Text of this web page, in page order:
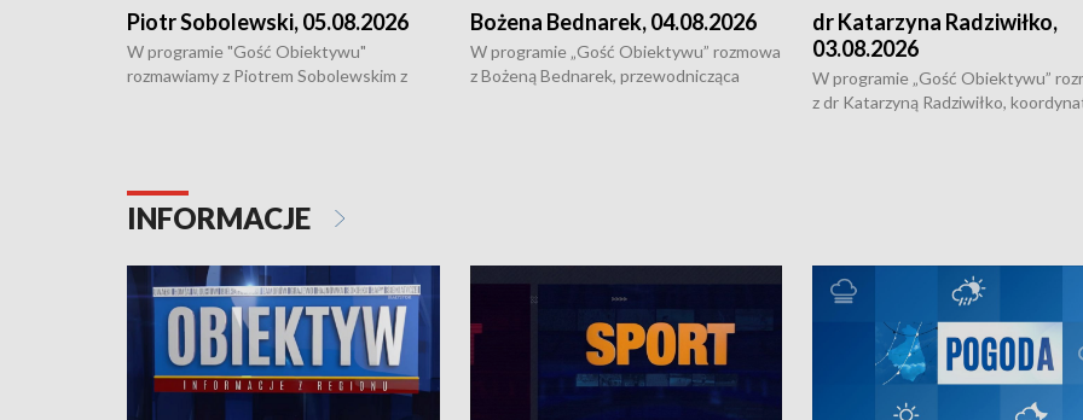
Piotr Sobolewski, 05.08.2026
W programie "Gość Obiektywu"
rozmawiamy z Piotrem Sobolewskim z
Bożena Bednarek, 04.08.2026
W programie „Gość Obiektywu” rozmowa
z Bożeną Bednarek, przewodnicząca
dr Katarzyna Radziwiłko,
03.08.2026
W programie „Gość Obiektywu”
z dr Katarzyną Radziwiłko,
INFORMACJE